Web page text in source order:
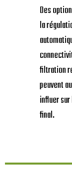
Des
la
filtration
peuvent
influer
final.